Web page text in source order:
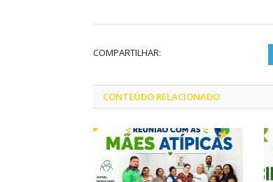
COMPARTILHAR:
CONTEÚDO RELACIONADO